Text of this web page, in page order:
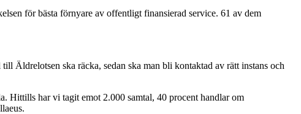
för bästa förnyare av offentligt finansierad service. 61 av dem
Äldrelotsen ska räcka, sedan ska man bli kontaktad av rätt instans och
Hittills har vi tagit emot 2.000 samtal, 40 procent handlar om